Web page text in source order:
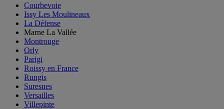
Courbevoie
Issy Les Moulineaux
La Défense
Marne La Vallée
Montrouge
Orly
Parigi
Roissy en France
Rungis
Suresnes
Versailles
Villepinte